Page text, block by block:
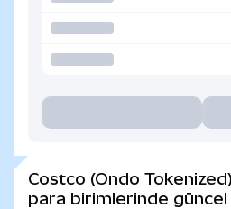
Costco (Ondo
para birimlerinde güncel